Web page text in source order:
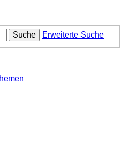
Suche Erweiterte Suche